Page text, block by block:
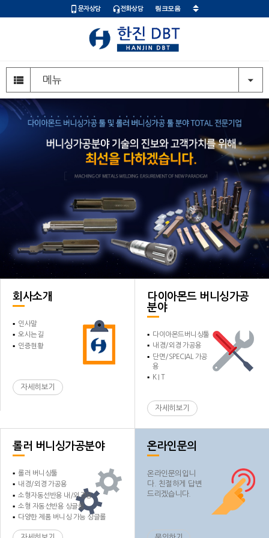
문자상담 전화상담
주
영
역
메뉴
회사소개
인사말
오시는길
인증현황
자세히보기
다이아몬드 버니싱가공
분야
다이아몬드버니싱툴
내경/외경 가공용
단면/SPECIAL 가공
용
K I T
자세히보기
롤러 버니싱가공분야
롤러 버니싱툴
내경/외경 가공용
소형자동선반용 내/외경용
소형 자동선반용 싱글롤
다양한 제품 버니싱 가능 싱글롤
온라인문의
온라인문의입니
다. 친절하게 답변
드리겠습니다.